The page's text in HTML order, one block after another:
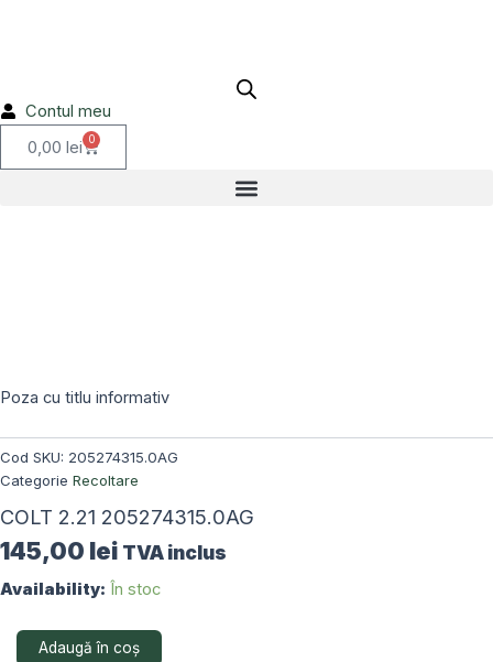
Contul meu
0,00 lei 0
Cart
Poza cu titlu informativ
Cod SKU: 205274315.0AG
Categorie Recoltare
COLT 2.21 205274315.0AG
145,00 lei TVA inclus
Availability: În stoc
Cantitate
2.21
205274315.0AG
Adaugă în coș